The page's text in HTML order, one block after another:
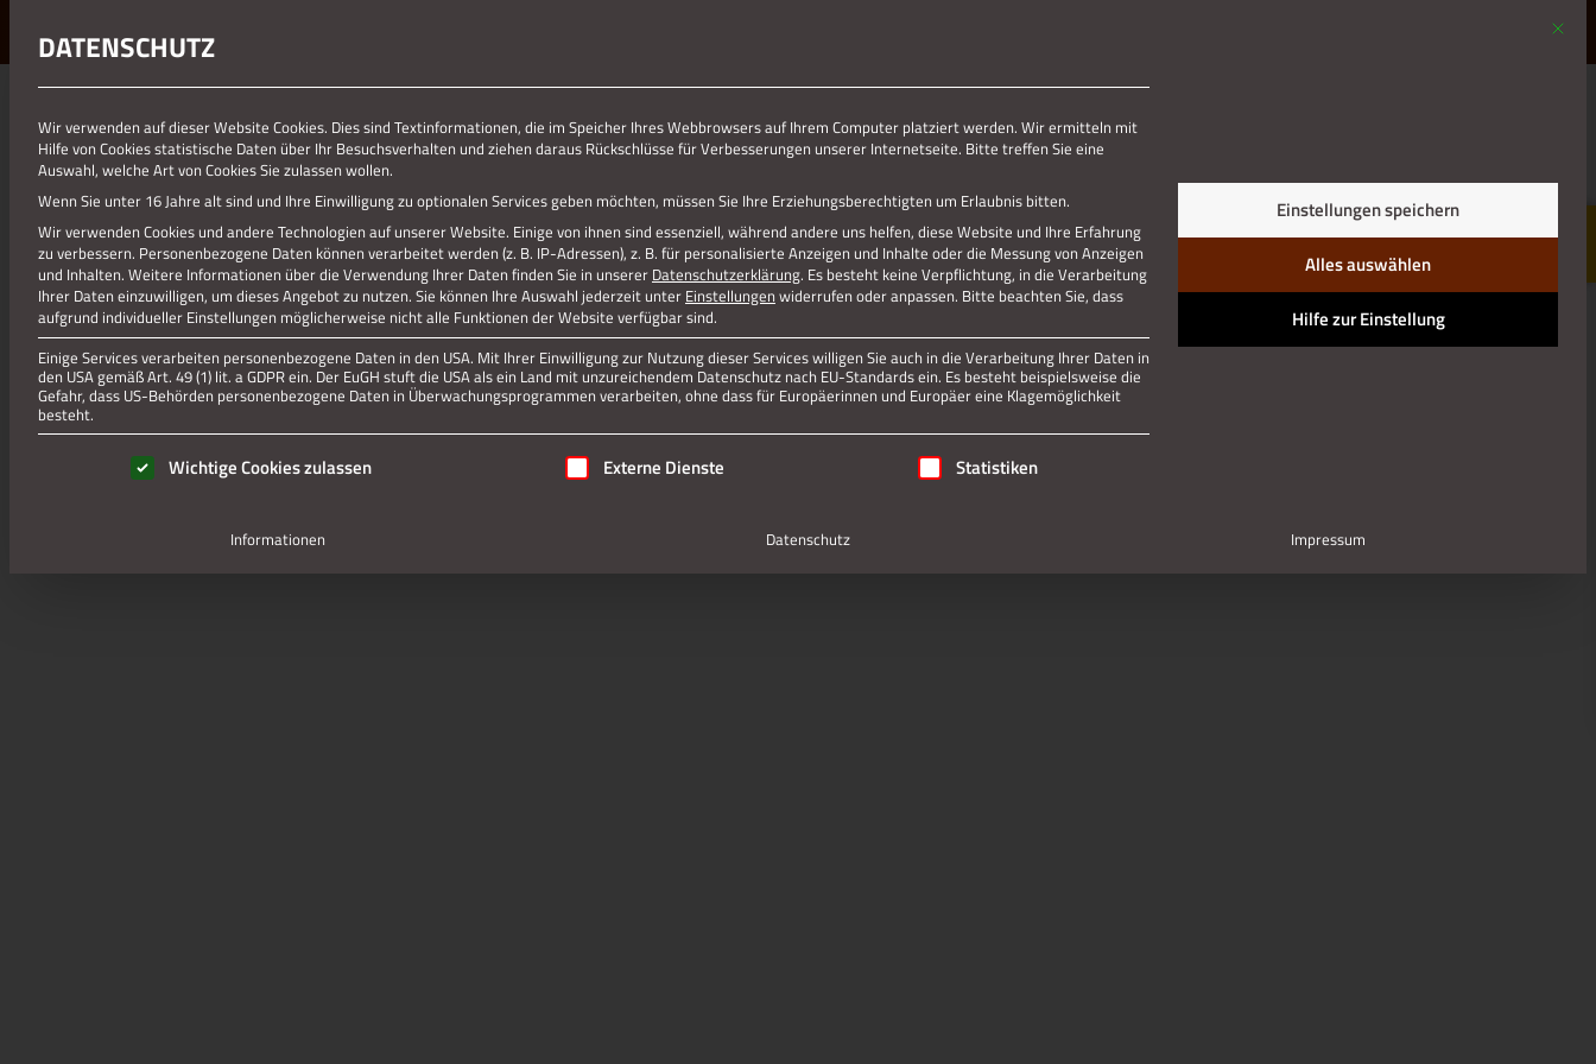
Jetzt teilen
Datenschutz Impressum
Mit
DATENSCHUTZ
Wir verwenden auf dieser Website Cookies. Dies sind Textinformationen, die im Speicher Ihres Webbrowsers auf Ihrem Computer platziert werden. Wir ermitteln mit
Hilfe von Cookies statistische Daten über Ihr Besuchsverhalten und ziehen daraus Rückschlüsse für Verbesserungen unserer Internetseite. Bitte treffen Sie eine
Auswahl, welche Art von Cookies Sie zulassen wollen.
Wenn Sie unter 16 Jahre alt sind und Ihre Einwilligung zu optionalen Services geben möchten, müssen Sie Ihre Erziehungsberechtigten um Erlaubnis bitten.
Wir verwenden Cookies und andere Technologien auf unserer Website. Einige von ihnen sind essenziell, während andere uns helfen, diese Website und Ihre Erfahrung
zu verbessern. Personenbezogene Daten können verarbeitet werden (z. B. IP-Adressen), z. B. für personalisierte Anzeigen und Inhalte oder die Messung von Anzeigen
und Inhalten. Weitere Informationen über die Verwendung Ihrer Daten finden Sie in unserer Datenschutzerklärung. Es besteht keine Verpflichtung, in die Verarbeitung
Ihrer Daten einzuwilligen, um dieses Angebot zu nutzen. Sie können Ihre Auswahl jederzeit unter Einstellungen widerrufen oder anpassen. Bitte beachten Sie, dass
aufgrund individueller Einstellungen möglicherweise nicht alle Funktionen der Website verfügbar sind.
Einige Services verarbeiten personenbezogene Daten in den USA. Mit Ihrer Einwilligung zur Nutzung dieser Services willigen Sie auch in die Verarbeitung Ihrer Daten in
den USA gemäß Art. 49 (1) lit. a GDPR ein. Der EuGH stuft die USA als ein Land mit unzureichendem Datenschutz nach EU-Standards ein. Es besteht beispielsweise die
Gefahr, dass US-Behörden personenbezogene Daten in Überwachungsprogrammen verarbeiten, ohne dass für Europäerinnen und Europäer eine Klagemöglichkeit
besteht.
Es folgt eine Liste der Service-Gruppen, für die eine Einwilligung erteilt werden kann. Die erste Service-Gruppe ist essenziell und kann nicht abgewählt werden.
Wichtige Cookies zulassen Externe Dienste Statistiken
Einstellungen speichern
Alles auswählen
Hilfe zur Einstellung
Informationen Datenschutz Impressum